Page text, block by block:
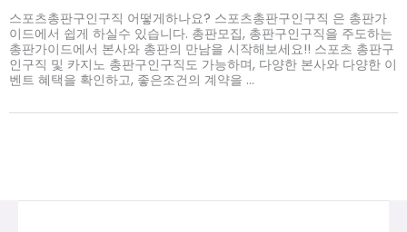
스포츠총판구인구직 어떻게하나요? 스포츠총판구인구직 은 총판가
이드에서 쉽게 하실수 있습니다. 총판모집, 총판구인구직을 주도하는
총판가이드에서 본사와 총판의 만남을 시작해보세요!! 스포츠 총판구
인구직 및 카지노 총판구인구직도 가능하며, 다양한 본사와 다양한 이
벤트 혜택을 확인하고, 좋은조건의 계약을 ...